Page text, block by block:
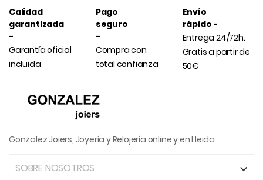
Calidad
garantizada
-
Garantía oficial
incluida
Pago
seguro
-
Compra con
total confianza
Envío
rápido -
Entrega 24/72h.
Gratis a partir de
50€
Gonzalez Joiers, Joyería y Relojería online y en Lleida
SOBRE NOSOTROS 